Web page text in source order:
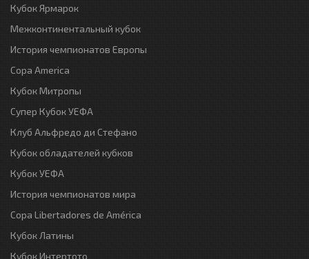
Кубок Ярмарок
Межконтинентальный кубок
История чемпионатов Европы
Copa America
Кубок Митропы
Супер Кубок УЕФА
Клуб Альфредо ди Стефано
Кубок обладателей кубков
Кубок УЕФА
История чемпионатов мира
Copa Libertadores de América
Кубок Латины
Кубок Интертото